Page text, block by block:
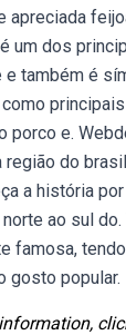
apreciada
um dos
também é
porco e.
região do
a história
ao sul
famosa,
gosto popular.